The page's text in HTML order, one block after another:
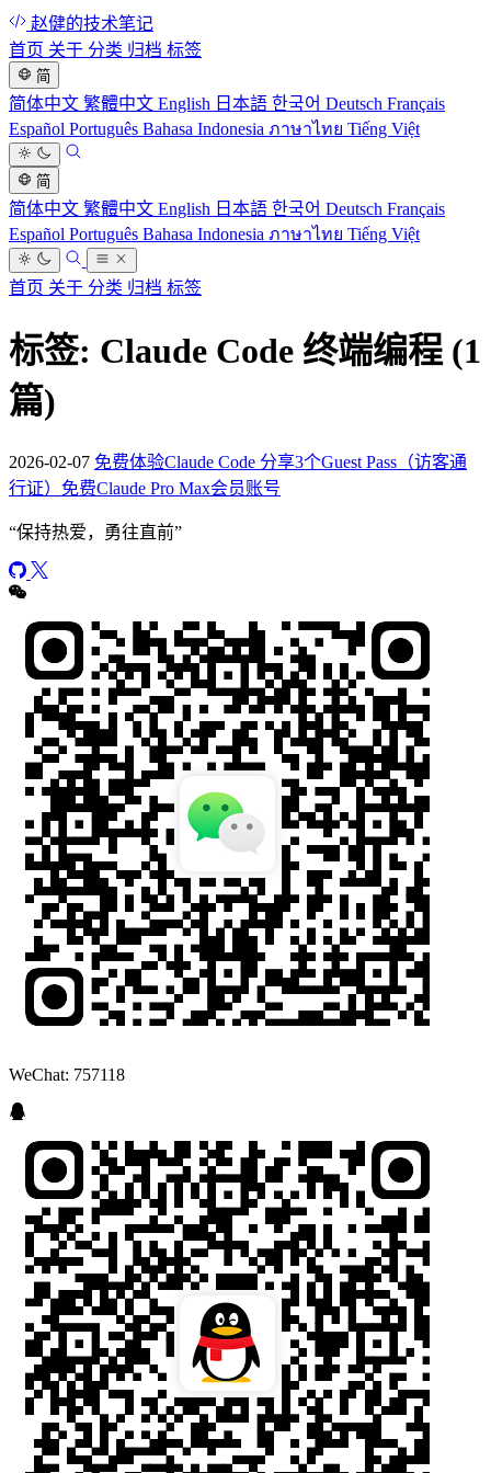
赵健的技术笔记
首页 关于 分类 归档 标签
简
简体中文 繁體中文 English 日本語 한국어 Deutsch Français
Español Português Bahasa Indonesia ภาษาไทย Tiếng Việt
简
简体中文 繁體中文 English 日本語 한국어 Deutsch Français
Español Português Bahasa Indonesia ภาษาไทย Tiếng Việt
首页 关于 分类 归档 标签
标签: Claude Code 终端编程 (1
篇)
2026-02-07 免费体验Claude Code 分享3个Guest Pass（访客通
行证）免费Claude Pro Max会员账号
“保持热爱，勇往直前”
WeChat: 757118